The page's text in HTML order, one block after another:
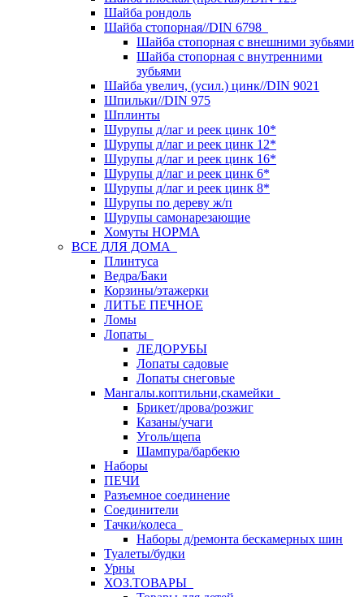
Шайба рондоль
Шайба стопорная//DIN 6798
Шайба стопорная с внешними зубьями
Шайба стопорная с внутренними
зубьями
Шайба увелич, (усил.) цинк//DIN 9021
Шпильки//DIN 975
Шплинты
Шурупы д/лаг и реек цинк 10*
Шурупы д/лаг и реек цинк 12*
Шурупы д/лаг и реек цинк 16*
Шурупы д/лаг и реек цинк 6*
Шурупы д/лаг и реек цинк 8*
Шурупы по дереву ж/п
Шурупы самонарезающие
Хомуты НОРМА
ВСЕ ДЛЯ ДОМА
Плинтуса
Ведра/Баки
Корзины/этажерки
ЛИТЬЕ ПЕЧНОЕ
Ломы
Лопаты
ЛЕДОРУБЫ
Лопаты садовые
Лопаты снеговые
Мангалы.коптильни,скамейки
Брикет/дрова/розжиг
Казаны/учаги
Уголь/щепа
Шампура/барбекю
Наборы
ПЕЧИ
Разъемное соединение
Соединители
Тачки/колеса
Наборы д/ремонта бескамерных шин
Туалеты/будки
Урны
ХОЗ.ТОВАРЫ